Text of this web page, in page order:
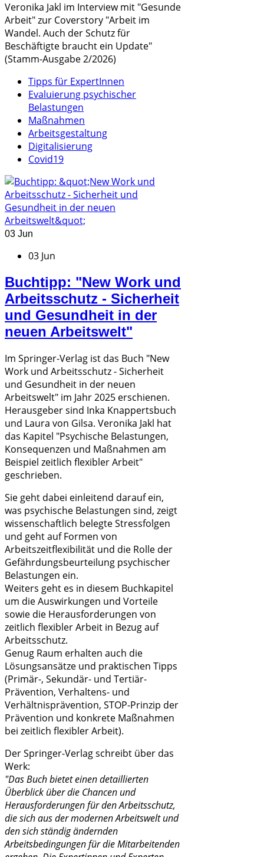
Veronika Jakl im Interview mit "Gesunde
Arbeit" zur Coverstory "Arbeit im
Wandel. Auch der Schutz für
Beschäftigte braucht ein Update"
(Stamm-Ausgabe 2/2026)
Tipps für ExpertInnen
Evaluierung psychischer
Belastungen
Maßnahmen
Arbeitsgestaltung
Digitalisierung
Covid19
03 Jun
03 Jun
Buchtipp: "New Work und
Arbeitsschutz - Sicherheit
und Gesundheit in der
neuen Arbeitswelt"
Im Springer-Verlag ist das Buch "New
Work und Arbeitsschutz - Sicherheit
und Gesundheit in der neuen
Arbeitswelt" im Jahr 2025 erschienen.
Herausgeber sind Inka Knappertsbuch
und Laura von Gilsa. Veronika Jakl hat
das Kapitel "Psychische Belastungen,
Konsequenzen und Maßnahmen am
Beispiel zeitlich flexibler Arbeit"
geschrieben.
Sie geht dabei einleitend darauf ein,
was psychische Belastungen sind, zeigt
wissenschaftlich belegte Stressfolgen
und geht auf Formen von
Arbeitszeitflexibilität und die Rolle der
Gefährdungsbeurteilung psychischer
Belastungen ein.
Weiters geht es in diesem Buchkapitel
um die Auswirkungen und Vorteile
sowie die Herausforderungen von
zeitlich flexibler Arbeit in Bezug auf
Arbeitsschutz.
Genug Raum erhalten auch die
Lösungsansätze und praktischen Tipps
(Primär-, Sekundär- und Tertiär-
Prävention, Verhaltens- und
Verhältnisprävention, STOP-Prinzip der
Prävention und konkrete Maßnahmen
bei zeitlich flexibler Arbeit).
Der Springer-Verlag schreibt über das
Werk:
"Das Buch bietet einen detaillierten
Überblick über die Chancen und
Herausforderungen für den Arbeitsschutz,
die sich aus der modernen Arbeitswelt und
den sich ständig ändernden
Arbeitsbedingungen für die Mitarbeitenden